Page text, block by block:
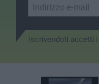
Iscrivendoti accetti i